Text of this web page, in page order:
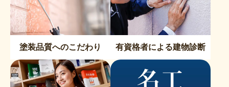
塗装品質へのこだわり 有資格者による建物診断